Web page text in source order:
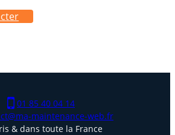
01 85 40 04 14
maintenance-web.fr
& dans toute la France